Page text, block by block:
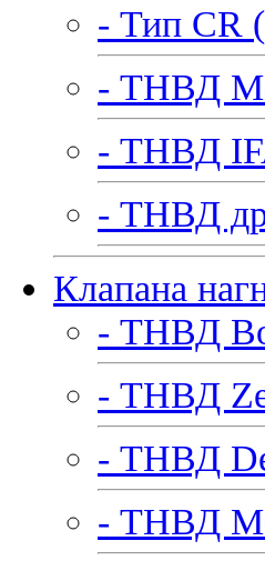
- Тип CR
- ТНВД
- ТНВД
- ТНВД
Клапана
- ТНВД
- ТНВД
- ТНВД
- ТНВД